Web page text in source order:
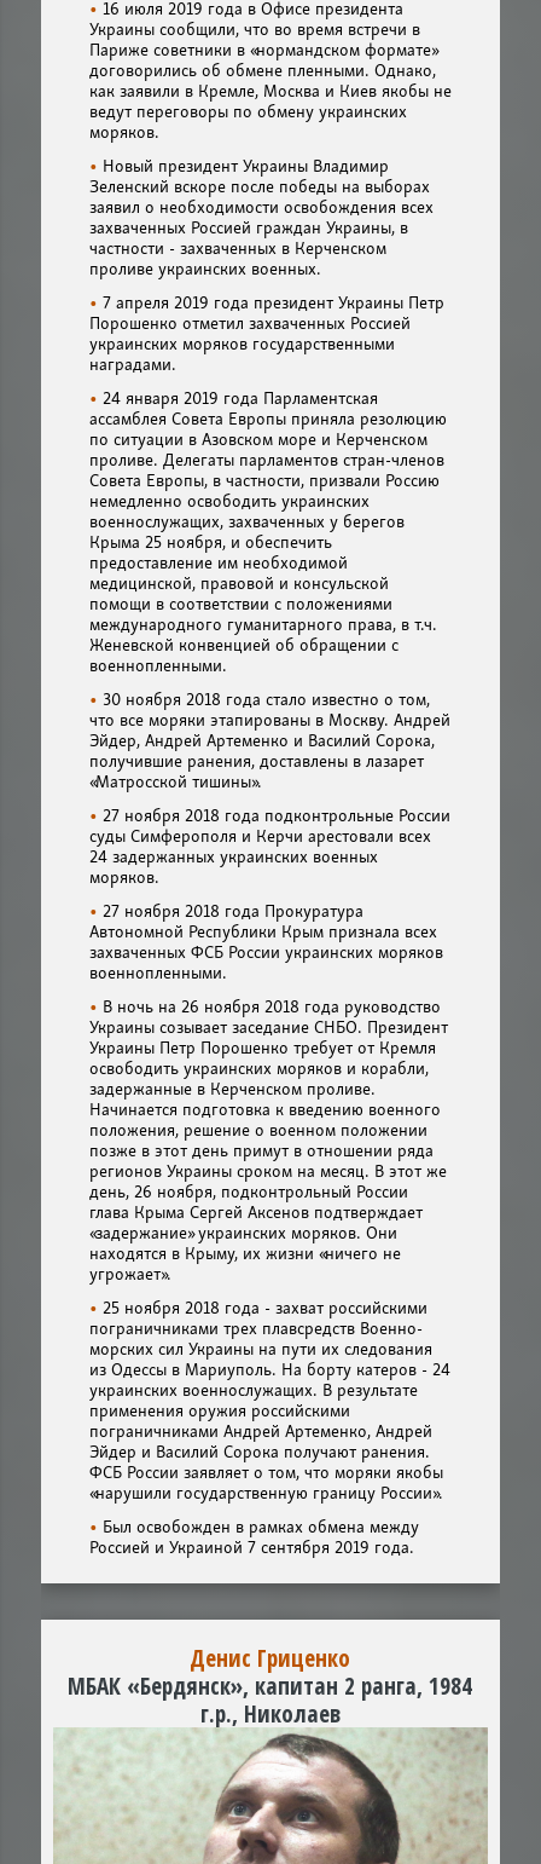
16 июля 2019 года в Офисе президента
Украины сообщили, что во время встречи в
Париже советники в «нормандском формате»
договорились об обмене пленными. Однако,
как заявили в Кремле, Москва и Киев якобы не
ведут переговоры по обмену украинских
моряков.
Новый президент Украины Владимир
Зеленский вскоре после победы на выборах
заявил о необходимости освобождения всех
захваченных Россией граждан Украины, в
частности - захваченных в Керченском
проливе украинских военных.
7 апреля 2019 года президент Украины Петр
Порошенко отметил захваченных Россией
украинских моряков государственными
наградами.
24 января 2019 года Парламентская
ассамблея Совета Европы приняла резолюцию
по ситуации в Азовском море и Керченском
проливе. Делегаты парламентов стран-членов
Совета Европы, в частности, призвали Россию
немедленно освободить украинских
военнослужащих, захваченных у берегов
Крыма 25 ноября, и обеспечить
предоставление им необходимой
медицинской, правовой и консульской
помощи в соответствии с положениями
международного гуманитарного права, в т.ч.
Женевской конвенцией об обращении с
военнопленными.
30 ноября 2018 года стало известно о том,
что все моряки этапированы в Москву. Андрей
Эйдер, Андрей Артеменко и Василий Сорока,
получившие ранения, доставлены в лазарет
«Матросской тишины».
27 ноября 2018 года подконтрольные России
суды Симферополя и Керчи арестовали всех
24 задержанных украинских военных
моряков.
27 ноября 2018 года Прокуратура
Автономной Республики Крым признала всех
захваченных ФСБ России украинских моряков
военнопленными.
В ночь на 26 ноября 2018 года руководство
Украины созывает заседание СНБО. Президент
Украины Петр Порошенко требует от Кремля
освободить украинских моряков и корабли,
задержанные в Керченском проливе.
Начинается подготовка к введению военного
положения, решение о военном положении
позже в этот день примут в отношении ряда
регионов Украины сроком на месяц. В этот же
день, 26 ноября, подконтрольный России
глава Крыма Сергей Аксенов подтверждает
«задержание» украинских моряков. Они
находятся в Крыму, их жизни «ничего не
угрожает».
25 ноября 2018 года - захват российскими
пограничниками трех плавсредств Военно-
морских сил Украины на пути их следования
из Одессы в Мариуполь. На борту катеров - 24
украинских военнослужащих. В результате
применения оружия российскими
пограничниками Андрей Артеменко, Андрей
Эйдер и Василий Сорока получают ранения.
ФСБ России заявляет о том, что моряки якобы
«нарушили государственную границу России».
Был освобожден в рамках обмена между
Россией и Украиной 7 сентября 2019 года.
Денис Гриценко
МБАК «Бердянск», капитан 2 ранга, 1984
г.р., Николаев